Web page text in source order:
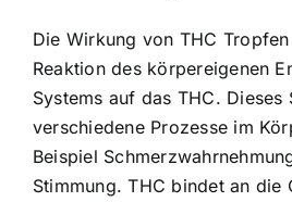
Die Wirkung von THC
Reaktion des körpereigenen
Systems auf das THC. Dieses
verschiedene Prozesse im
Beispiel
Stimmung. THC bindet an die